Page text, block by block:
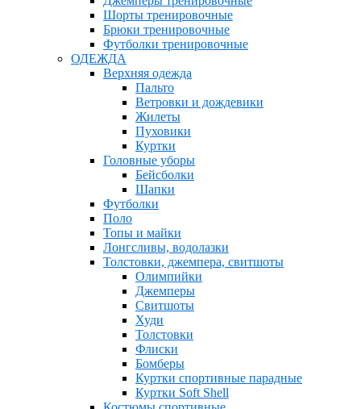
Шорты тренировочные
Брюки тренировочные
Футболки тренировочные
ОДЕЖДА
Верхняя одежда
Пальто
Ветровки и дождевики
Жилеты
Пуховики
Куртки
Головные уборы
Бейсболки
Шапки
Футболки
Поло
Топы и майки
Лонгсливы, водолазки
Толстовки, джемпера, свитшоты
Олимпийки
Джемперы
Свитшоты
Худи
Толстовки
Флиски
Бомберы
Куртки спортивные парадные
Куртки Soft Shell